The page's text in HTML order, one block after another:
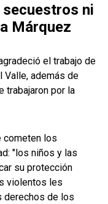
ni
Márquez
el trabajo de
Valle, además de
trabajaron por la
cometen los
"los niños y las
su protección
violentos les
derechos de los